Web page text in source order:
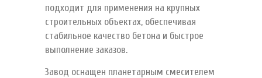
подходит для применения на крупных
строительных объектах, обеспечивая
стабильное качество бетона и быстрое
выполнение заказов.
Завод оснащен планетарным смесителем